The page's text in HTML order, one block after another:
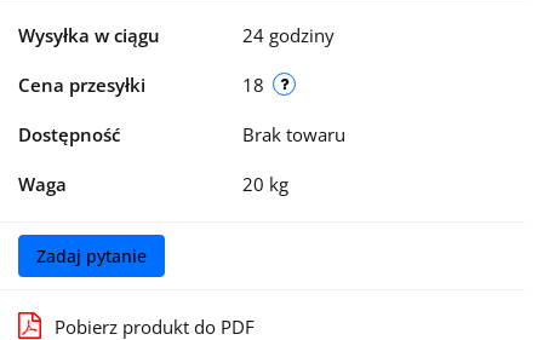
Wysyłka w ciągu 24 godziny
Cena przesyłki 18
Dostępność Brak towaru
Waga 20 kg
Zadaj pytanie
Pobierz produkt do PDF